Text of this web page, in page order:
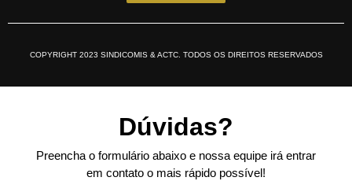
COPYRIGHT 2023 SINDICOMIS & ACTC. TODOS OS DIREITOS RESERVADOS
Dúvidas?
Preencha o formulário abaixo e nossa equipe irá entrar
em contato o mais rápido possível!